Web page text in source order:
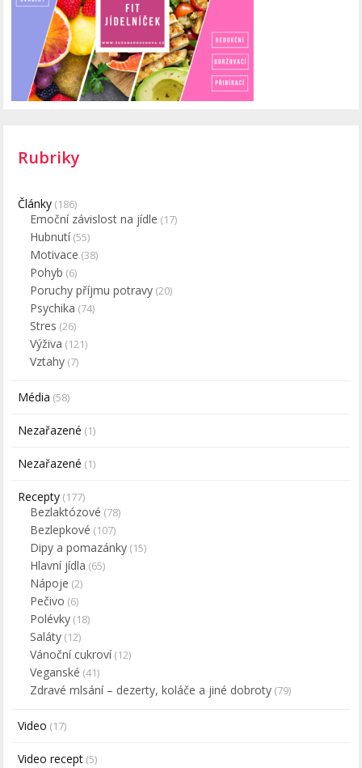
Rubriky
Články (186)
Emoční závislost na jídle (17)
Hubnutí(55)
Motivace (38)
Pohyb (6)
Poruchy příjmu potravy (20)
Psychika (74)
Stres (26)
Výživa (121)
Vztahy (7)
Média (58)
Nezařazené (1)
Nezařazené (1)
Recepty (177)
Bezlaktózové (78)
Bezlepkové (107)
Dipy a pomazánky (15)
Hlavní jídla (65)
Nápoje (2)
Pečivo (6)
Polévky (18)
Saláty (12)
Vánoční cukroví(12)
Veganské (41)
Zdravé mlsání – dezerty, koláče a jiné dobroty (79)
Video (17)
Video recept (5)